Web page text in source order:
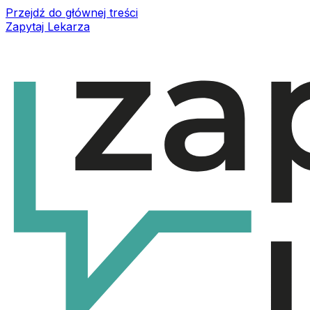
Przejdź do głównej treści
Zapytaj Lekarza